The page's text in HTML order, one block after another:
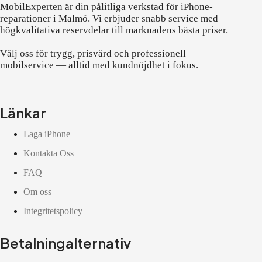
MobilExperten är din pålitliga verkstad för iPhone-
reparationer i Malmö. Vi erbjuder snabb service med
högkvalitativa reservdelar till marknadens bästa priser.
Välj oss för trygg, prisvärd och professionell
mobilservice — alltid med kundnöjdhet i fokus.
Länkar
Laga iPhone
Kontakta Oss
FAQ
Om oss
Integritetspolicy
Betalningalternativ